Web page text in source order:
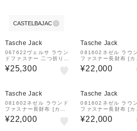
CASTELBAJAC
Tasche Jack
067622ヴェルサ ラウン
ドファスナー 二つ折り財
布 [カステルバジャック]
[CASTELBAJAC]
¥25,300
Tasche Jack
081602ネゼル ラウ
ファスナー長財布 [カ
テルバジャック
LBAJAC]
¥22,000
Tasche Jack
081602ネゼル ラウンド
ファスナー長財布 [カス
テルバジャック][CASTE
LBAJAC]
¥22,000
Tasche Jack
081602ネゼル ラウ
ファスナー長財布 [カ
テルバジャック
LBAJAC]
¥22,000